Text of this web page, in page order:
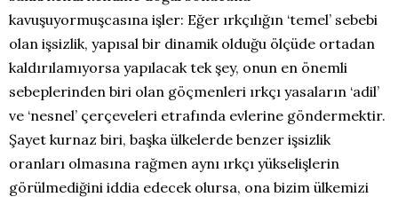
kavuşuyormuşcasına işler: Eğer ırkçılığın ‘temel’ sebebi
olan işsizlik, yapısal bir dinamik olduğu ölçüde ortadan
kaldırılamıyorsa yapılacak tek şey, onun en önemli
sebeplerinden biri olan göçmenleri ırkçı yasaların ‘adil’
ve ‘nesnel’ çerçeveleri etrafında evlerine göndermektir.
Şayet kurnaz biri, başka ülkelerde benzer işsizlik
oranları olmasına rağmen aynı ırkçı yükselişlerin
görülmediğini iddia edecek olursa, ona bizim ülkemizi